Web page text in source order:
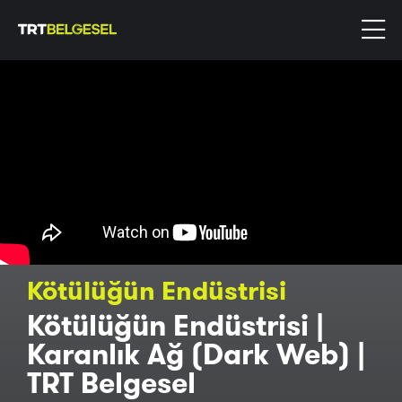
Kötülüğün Endüstrisi
Kötülüğün Endüstrisi |
Karanlık Ağ (Dark Web) |
TRT Belgesel